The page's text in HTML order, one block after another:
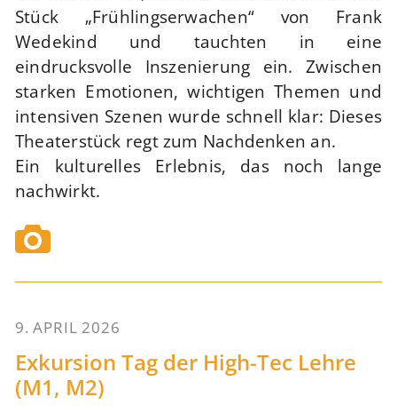
Stück „Frühlingserwachen“ von Frank
Wedekind und tauchten in eine
eindrucksvolle Inszenierung ein. Zwischen
starken Emotionen, wichtigen Themen und
intensiven Szenen wurde schnell klar: Dieses
Theaterstück regt zum Nachdenken an.
Ein kulturelles Erlebnis, das noch lange
nachwirkt.
9. APRIL 2026
Exkursion Tag der High-Tec Lehre
(M1, M2)